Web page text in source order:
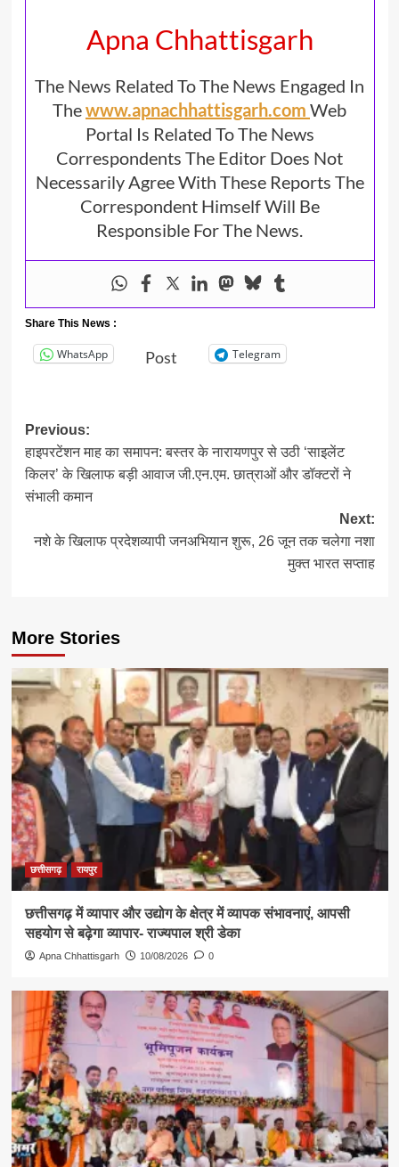
Apna Chhattisgarh
The News Related To The News Engaged In
Thewww.apnachhattisgarh.com Web
Portal Is Related To The News
Correspondents The Editor Does Not
Necessarily Agree With These Reports The
Correspondent Himself Will Be
Responsible For The News.
Share This News :
WhatsApp Post Telegram
Post
navigation
Previous:
हाइपरटेंशन माह का समापन: बस्तर के नारायणपुर से उठी ‘साइलेंट
किलर’ के खिलाफ बड़ी आवाज जी.एन.एम. छात्राओं और डॉक्टरों ने
संभाली कमान
Next:
नशे के खिलाफ प्रदेशव्यापी जनअभियान शुरू, 26 जून तक चलेगा नशा
मुक्त भारत सप्ताह
More Stories
छत्तीसगढ़ रायपुर
छत्तीसगढ़ में व्यापार और उद्योग के क्षेत्र में व्यापक संभावनाएं, आपसी
सहयोग से बढ़ेगा व्यापार- राज्यपाल श्री डेका
Apna Chhattisgarh 10/08/2026 0